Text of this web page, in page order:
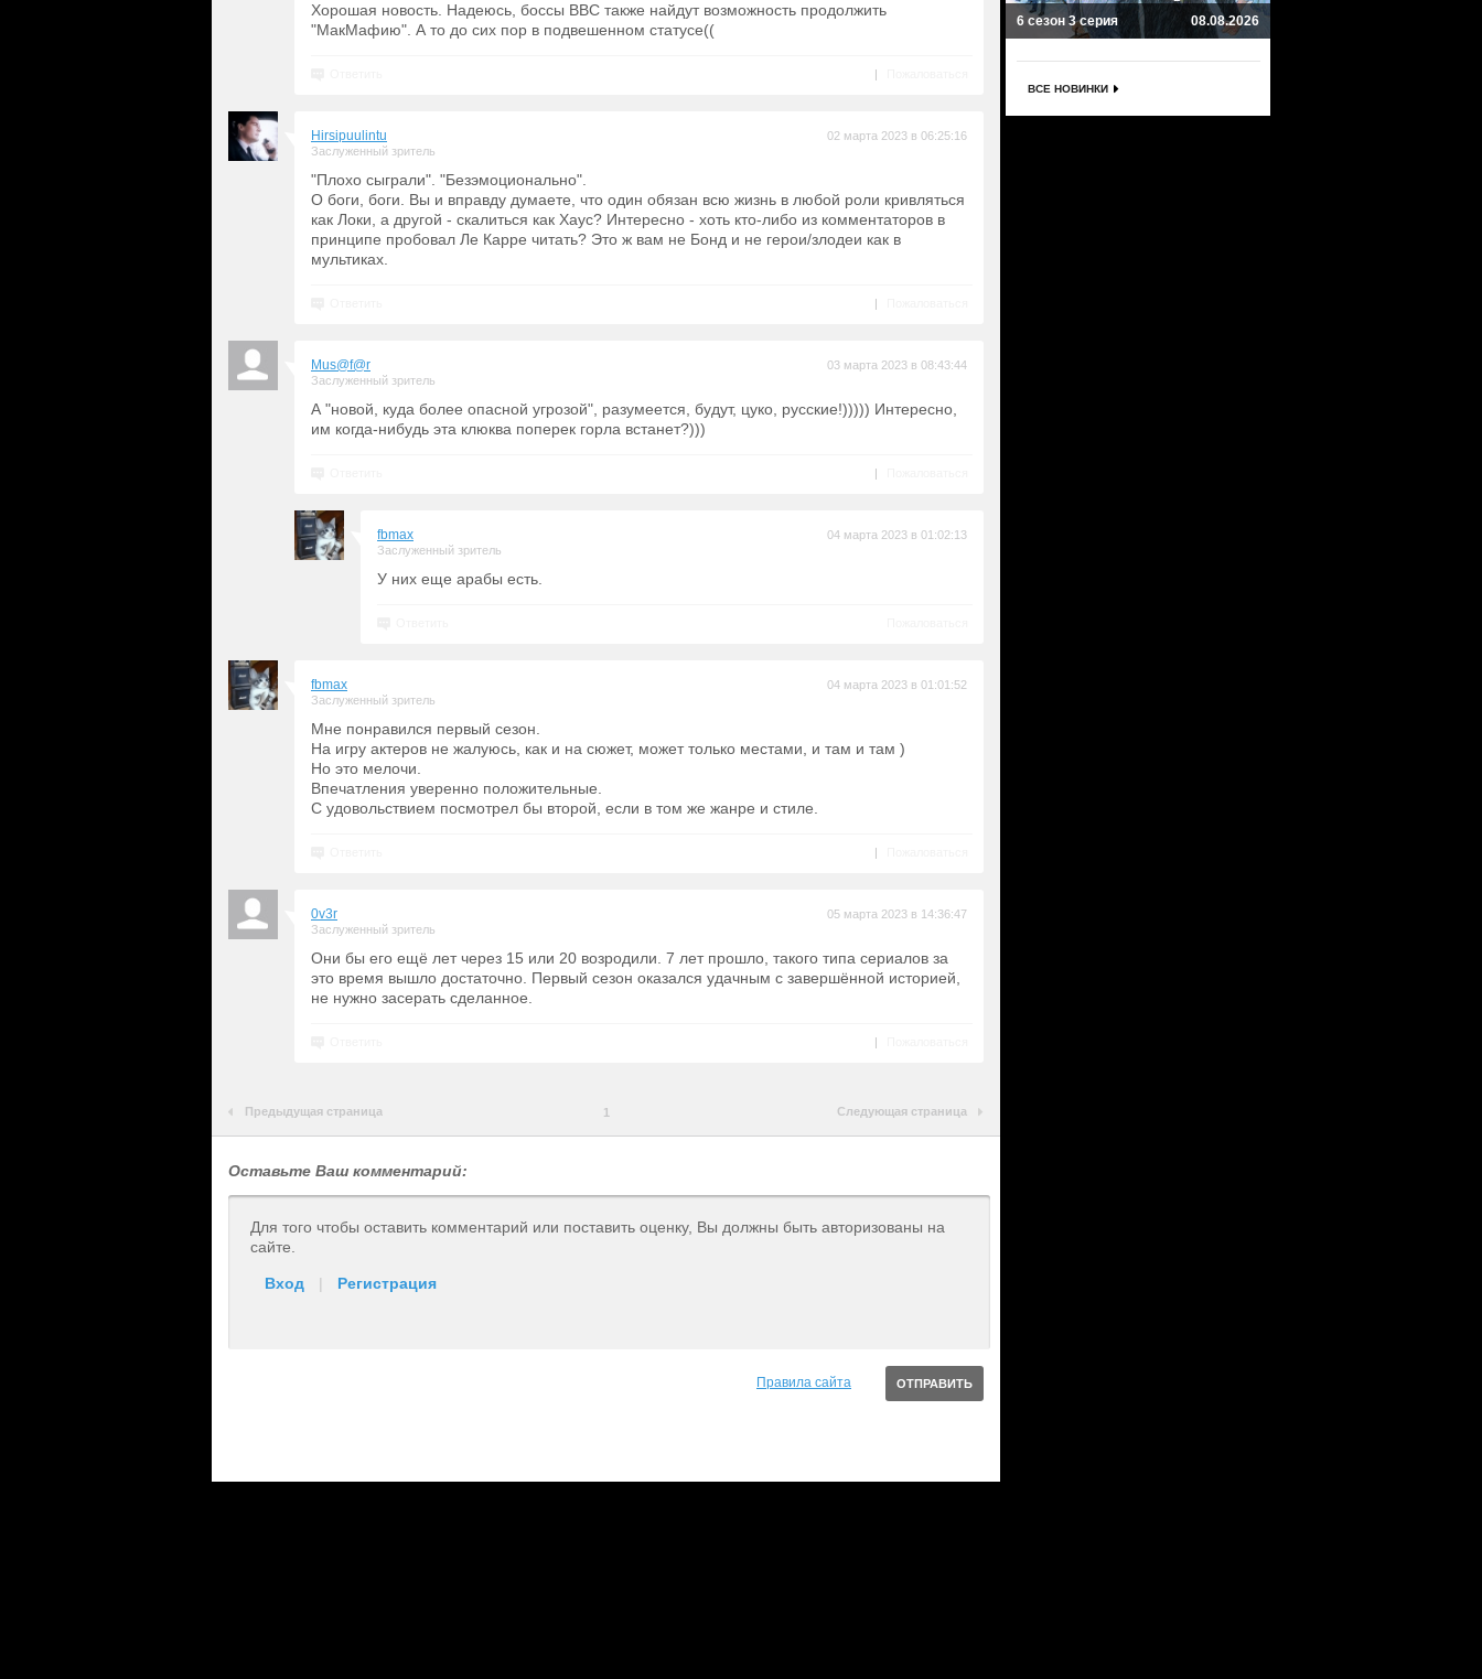
Хорошая новость. Надеюсь, боссы BBC также найдут возможность продолжить
"МакМафию". А то до сих пор в подвешенном статусе((
|
Hirsipuulintu
Заслуженный зритель
02 марта 2023 в 06:25:16
"Плохо сыграли". "Безэмоционально".
О боги, боги. Вы и вправду думаете, что один обязан всю жизнь в любой роли кривляться
как Локи, а другой - скалиться как Хаус? Интересно - хоть кто-либо из комментаторов в
принципе пробовал Ле Карре читать? Это ж вам не Бонд и не герои/злодеи как в
мультиках.
|
Mus@f@r
Заслуженный зритель
03 марта 2023 в 08:43:44
А "новой, куда более опасной угрозой", разумеется, будут, цуко, русские!))))) Интересно,
им когда-нибудь эта клюква поперек горла встанет?)))
|
fbmax
Заслуженный зритель
04 марта 2023 в 01:02:13
У них еще арабы есть.
fbmax
Заслуженный зритель
04 марта 2023 в 01:01:52
Мне понравился первый сезон.
На игру актеров не жалуюсь, как и на сюжет, может только местами, и там и там )
Но это мелочи.
Впечатления уверенно положительные.
С удовольствием посмотрел бы второй, если в том же жанре и стиле.
|
0v3r
Заслуженный зритель
05 марта 2023 в 14:36:47
Они бы его ещё лет через 15 или 20 возродили. 7 лет прошло, такого типа сериалов за
это время вышло достаточно. Первый сезон оказался удачным с завершённой историей,
не нужно засерать сделанное.
|
Предыдущая страница 1 Следующая страница
Оставьте Ваш комментарий:
Для того чтобы оставить комментарий или поставить оценку, Вы должны быть авторизованы на
сайте.
Вход | Регистрация
Правила сайта
6 сезон 3 серия 08.08.2026
ВСЕ НОВИНКИ